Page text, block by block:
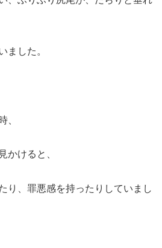
ました。
、
かけると、
り、罪悪感を持ったりしていまし